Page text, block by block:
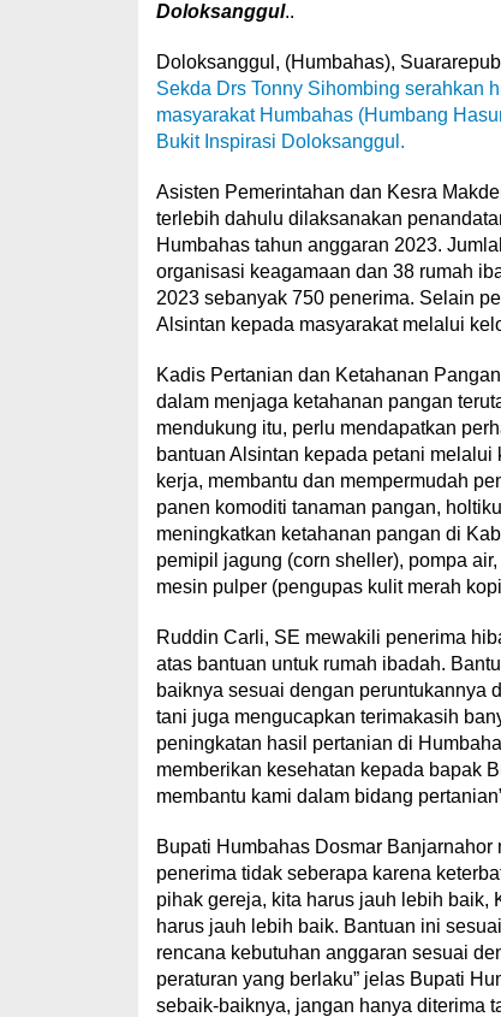
Doloksanggul..
Doloksanggul, (Humbahas),
Sekda Drs Tonny Sihombing serahkan
masyarakat Humbahas (Humbang
Bukit Inspirasi Doloksanggul.
Asisten Pemerintahan dan Kesra
terlebih dahulu dilaksanakan
Humbahas tahun anggaran 2023.
organisasi keagamaan dan 38 rumah
2023 sebanyak 750 penerima. Selain
Alsintan kepada masyarakat melalui
Kadis Pertanian dan Ketahanan
dalam menjaga ketahanan pangan
mendukung itu, perlu mendapatkan
bantuan Alsintan kepada petani
kerja, membantu dan mempermudah
panen komoditi tanaman pangan,
meningkatkan ketahanan pangan di
pemipil jagung (corn sheller), pompa
mesin pulper (pengupas kulit merah
Ruddin Carli, SE mewakili penerima
atas bantuan untuk rumah ibadah.
baiknya sesuai dengan peruntukannya
tani juga mengucapkan terimakasih
peningkatan hasil pertanian di
memberikan kesehatan kepada bapak
membantu kami dalam bidang
Bupati Humbahas Dosmar
penerima tidak seberapa karena
pihak gereja, kita harus jauh lebih baik,
harus jauh lebih baik. Bantuan ini
rencana kebutuhan anggaran sesuai
peraturan yang berlaku” jelas Bupati
sebaik-baiknya, jangan hanya diterima